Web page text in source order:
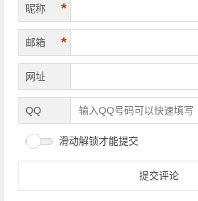
昵称 *
邮箱 *
网址
QQ
滑动解锁才能提交